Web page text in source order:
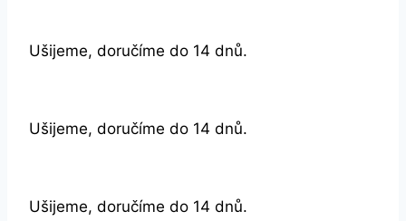
Ušijeme, doručíme do 14 dnů.
Ušijeme, doručíme do 14 dnů.
Ušijeme, doručíme do 14 dnů.